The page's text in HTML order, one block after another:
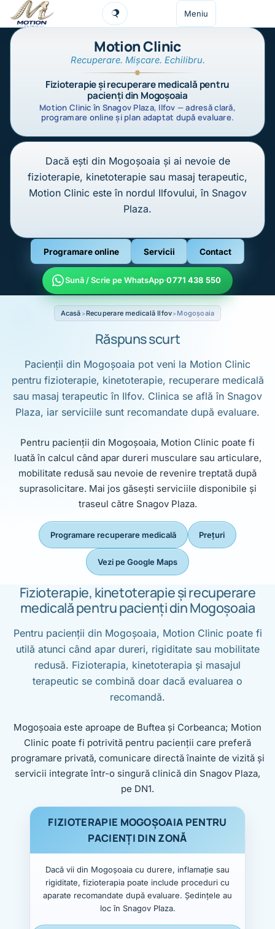
Sari la conținut
Caută Meniu
Motion Clinic
Recuperare. Mișcare. Echilibru.
Fizioterapie și recuperare medicală pentru
pacienți din Mogoșoaia
Motion Clinic în Snagov Plaza, Ilfov — adresă clară,
programare online și plan adaptat după evaluare.
Dacă ești din Mogoșoaia și ai nevoie de
fizioterapie, kinetoterapie sau masaj terapeutic,
Motion Clinic este în nordul Ilfovului, în Snagov
Plaza.
Programare online Servicii Contact
Sună / Scrie pe WhatsApp·0771 438 550
Acasă Recuperare medicală Ilfov Mogoșoaia
Răspuns scurt
Pacienții din Mogoșoaia pot veni la Motion Clinic
pentru fizioterapie, kinetoterapie, recuperare medicală
sau masaj terapeutic în Ilfov. Clinica se află în Snagov
Plaza, iar serviciile sunt recomandate după evaluare.
Pentru pacienții din Mogoșoaia, Motion Clinic poate fi
luată în calcul când apar dureri musculare sau articulare,
mobilitate redusă sau nevoie de revenire treptată după
suprasolicitare. Mai jos găsești serviciile disponibile și
traseul către Snagov Plaza.
Programare recuperare medicală Prețuri
Vezi pe Google Maps
Fizioterapie, kinetoterapie și recuperare
medicală pentru pacienți din Mogoșoaia
Pentru pacienții din Mogoșoaia, Motion Clinic poate fi
utilă atunci când apar dureri, rigiditate sau mobilitate
redusă. Fizioterapia, kinetoterapia și masajul
terapeutic se combină doar dacă evaluarea o
recomandă.
Mogoșoaia este aproape de Buftea și Corbeanca; Motion
Clinic poate fi potrivită pentru pacienții care preferă
programare privată, comunicare directă înainte de vizită și
servicii integrate într-o singură clinică din Snagov Plaza,
pe DN1.
FIZIOTERAPIE MOGOȘOAIA PENTRU
PACIENȚI DIN ZONĂ
Dacă vii din Mogoșoaia cu durere, inflamație sau
rigiditate, fizioterapia poate include proceduri cu
aparate recomandate după evaluare. Ședințele au
loc în Snagov Plaza.